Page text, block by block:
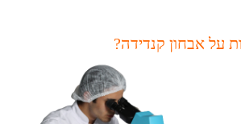
על אבחון קנדידה?